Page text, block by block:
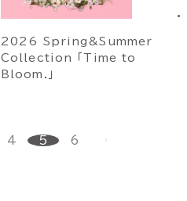
2026 Spring&Summer
Collection 「Time to
Bloom.」
4 5 6